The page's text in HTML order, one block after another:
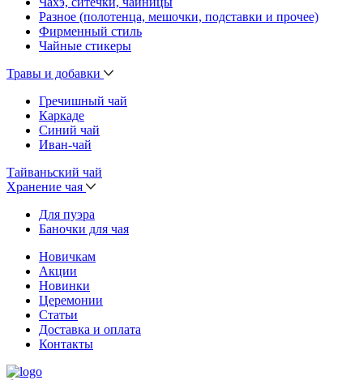
Разное (полотенца, мешочки, подставки и прочее)
Фирменный стиль
Чайные стикеры
Травы и добавки
Гречишный чай
Каркаде
Синий чай
Иван-чай
Тайваньский чай
Хранение чая
Для пуэра
Баночки для чая
Новичкам
Акции
Новинки
Церемонии
Статьи
Доставка и оплата
Контакты